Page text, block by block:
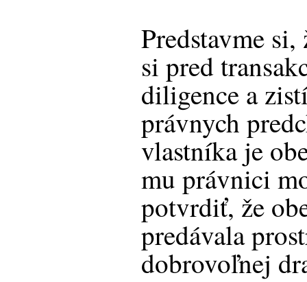
Predstavme
si pred
diligence a
právnych
vlastníka je
mu právnici
potvrdiť, že
predávala
dobrovoľnej